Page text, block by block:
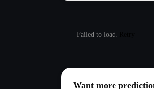
Failed to load.
Want more